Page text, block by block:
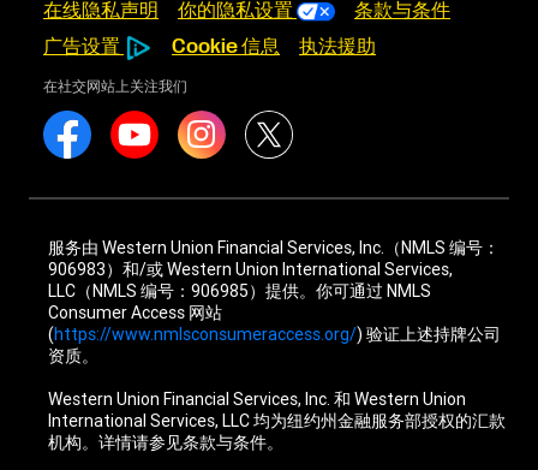
在线隐私声明
你的隐私设置
条款与条件
广告设置
Cookie 信息 执法援助
在社交网站上关注我们
服务由 Western Union Financial Services, Inc.（NMLS 编号：
906983）和/或 Western Union International Services,
LLC（NMLS 编号：906985）提供。你可通过 NMLS
Consumer Access 网站
(https://www.nmlsconsumeraccess.org/) 验证上述持牌公司
资质。
Western Union Financial Services, Inc. 和 Western Union
International Services, LLC 均为纽约州金融服务部授权的汇款
机构。详情请参见条款与条件。